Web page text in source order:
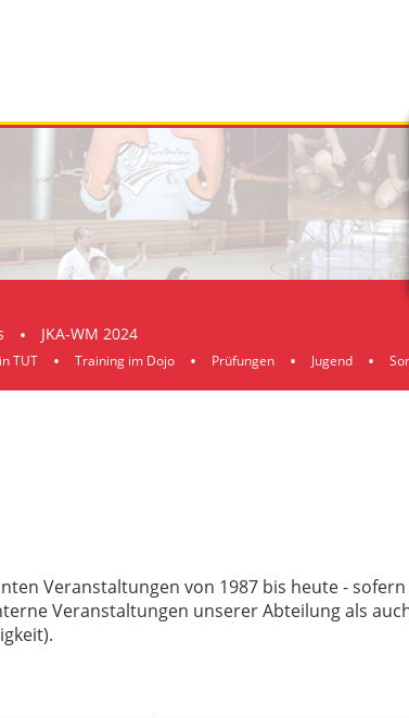
JKA-WM 2024
TUT Training im Dojo Prüfungen Jugend
Veranstaltungen von 1987 bis heute -
Veranstaltungen unserer Abteilung als